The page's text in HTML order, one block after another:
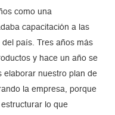
como una
capacitación a las
país. Tres años más
y hace un año se
elaborar nuestro plan de
la empresa, porque
lo que